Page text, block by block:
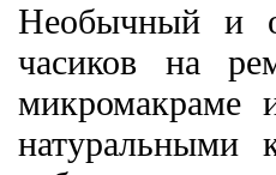
Необычный и
часиков на
микромакраме
натуральными